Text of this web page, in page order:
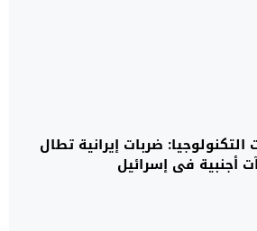
ضربات إيرانية تطال
أجنبية في إسرائيل